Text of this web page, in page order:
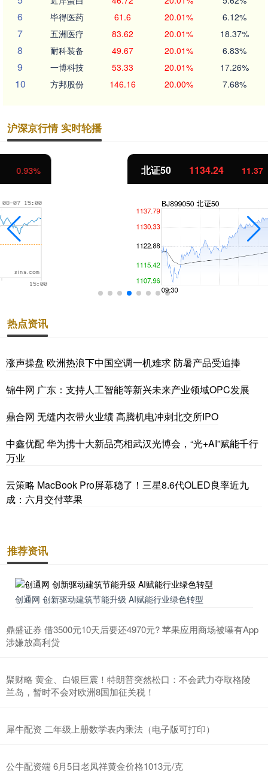
6 毕得医药 61.6 20.01% 6.12%
7 五洲医疗 83.62 20.01% 18.37%
8 耐科装备 49.67 20.01% 6.83%
9 一博科技 53.33 20.01% 17.26%
10 方邦股份 146.16 20.00% 7.68%
沪深京行情 实时轮播
11.37 1.01%
热点资讯
涨声操盘 欧洲热浪下中国空调一机难求 防暑产品受追捧
锦牛网 广东：支持人工智能等新兴未来产业领域OPC发展
鼎合网 无缝内衣带火业绩 高腾机电冲刺北交所IPO
中鑫优配 华为携十大新品亮相武汉光博会，“光+AI”赋能千行
万业
云策略 MacBook Pro屏幕稳了！三星8.6代OLED良率近九
成：六月交付苹果
推荐资讯
创通网 创新驱动建筑节能升级 AI赋能行业绿色转型
鼎盛证券 借3500元10天后要还4970元? 苹果应用商场被曝有App
涉嫌放高利贷
聚财略 黄金、白银巨震！特朗普突然松口：不会武力夺取格陵
兰岛，暂时不会对欧洲8国加征关税！
犀牛配资 二年级上册数学表内乘法（电子版可打印）
公牛配资端 6月5日老凤祥黄金价格1013元/克